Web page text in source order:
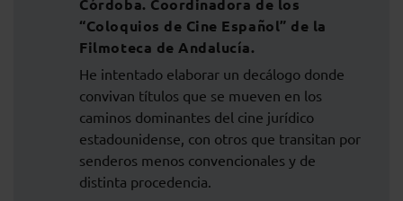
Córdoba. Coordinadora de los
“Coloquios de Cine Español” de la
Filmoteca de Andalucía.
He intentado elaborar un decálogo donde
convivan títulos que se mueven en los
caminos dominantes del cine jurídico
estadounidense, con otros que transitan por
senderos menos convencionales y de
distinta procedencia.